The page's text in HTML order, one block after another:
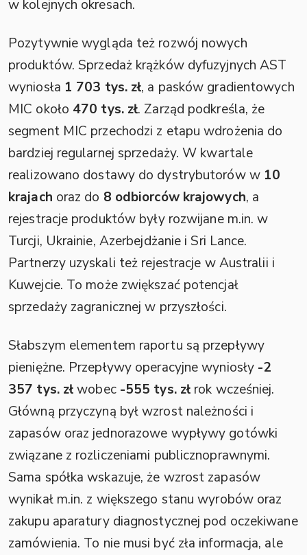
w kolejnych okresach.
Pozytywnie wygląda też rozwój nowych
produktów. Sprzedaż krążków dyfuzyjnych AST
wyniosła 1 703 tys. zł, a pasków gradientowych
MIC około 470 tys. zł. Zarząd podkreśla, że
segment MIC przechodzi z etapu wdrożenia do
bardziej regularnej sprzedaży. W kwartale
realizowano dostawy do dystrybutorów w 10
krajach oraz do 8 odbiorców krajowych, a
rejestracje produktów były rozwijane m.in. w
Turcji, Ukrainie, Azerbejdżanie i Sri Lance.
Partnerzy uzyskali też rejestracje w Australii i
Kuwejcie. To może zwiększać potencjał
sprzedaży zagranicznej w przyszłości.
Słabszym elementem raportu są przepływy
pieniężne. Przepływy operacyjne wyniosły -2
357 tys. złwobec -555 tys. zł rok wcześniej.
Główną przyczyną był wzrost należności i
zapasów oraz jednorazowe wypływy gotówki
związane z rozliczeniami publicznoprawnymi.
Sama spółka wskazuje, że wzrost zapasów
wynikał m.in. z większego stanu wyrobów oraz
zakupu aparatury diagnostycznej pod oczekiwane
zamówienia. To nie musi być zła informacja, ale